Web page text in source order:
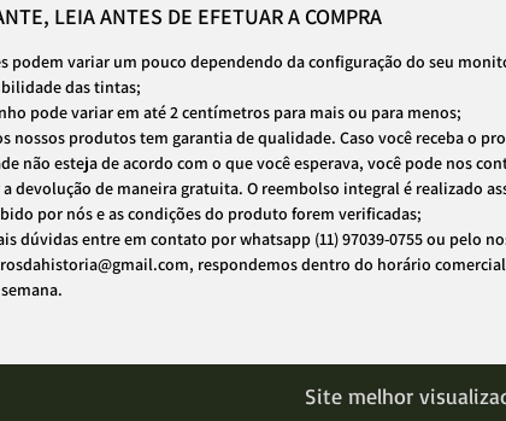
LEIA ANTES DE EFETUAR A COMPRA
podem variar um pouco dependendo da configuração do seu
das tintas;
pode variar em até 2 centímetros para mais ou para menos;
nossos produtos tem garantia de qualidade. Caso você receba o
não esteja de acordo com o que você esperava, você pode nos
a devolução de maneira gratuita. O reembolso integral é realizado
por nós e as condições do produto forem verificadas;
dúvidas entre em contato por whatsapp (11) 97039-0755 ou pelo
respondemos dentro do horário
Site melhor